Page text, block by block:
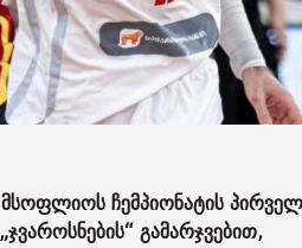
ჩემპიონატის
გამარჯვებით,